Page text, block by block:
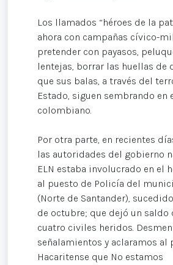
Los llamados “héroes de la
ahora con campañas cívico-
pretender con payasos,
lentejas, borrar las huellas de
que sus balas, a través del
Estado, siguen sembrando en
colombiano.
Por otra parte, en recientes
las autoridades del gobierno
ELN estaba involucrado en el
al puesto de Policía del
(Norte de Santander),
de octubre; que dejó un saldo
cuatro civiles heridos.
señalamientos y aclaramos al
Hacaritense que No estamos